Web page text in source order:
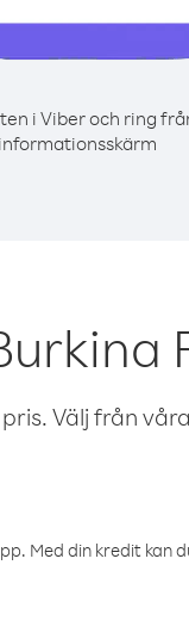
i Viber och ring
informationsskärm
Välj från
Med din kredit kan